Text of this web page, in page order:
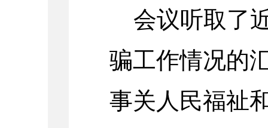
会议听取了
骗工作情况的
事关人民福祉